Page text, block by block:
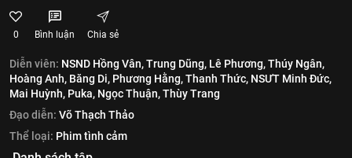
0 Bình luận Chia sẻ
Diễn viên: NSND Hồng Vân,Trung Dũng, Lê Phương,Thúy Ngân,
Hoàng Anh, Băng Di, Phương Hằng,Thanh Thức, NSƯT Minh Đức,
Mai Huỳnh, Puka, Ngọc Thuận,Thùy Trang
Đạo diễn: Võ Thạch Thảo
Thể loại: Phim tình cảm